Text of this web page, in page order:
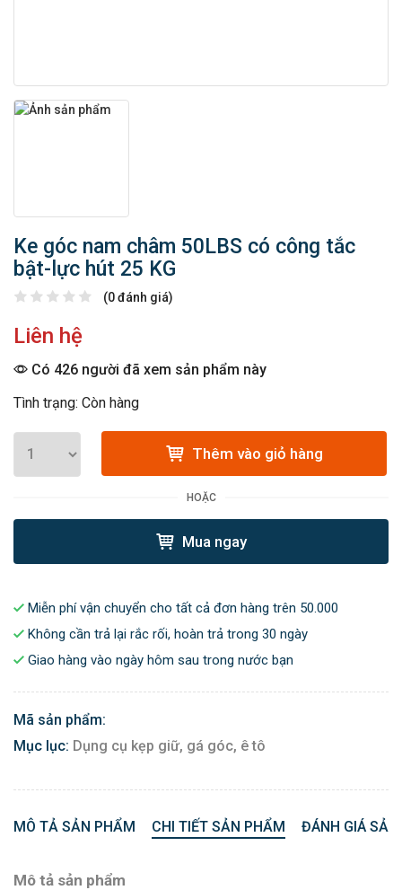
Ke góc nam châm 50LBS có công tắc
bật-lực hút 25 KG
(0 đánh giá)
Liên hệ
Có 426 người đã xem sản phẩm này
Tình trạng: Còn hàng
Thêm vào giỏ hàng
HOẶC
Mua ngay
Miễn phí vận chuyển cho tất cả đơn hàng trên 50.000
Không cần trả lại rắc rối, hoàn trả trong 30 ngày
Giao hàng vào ngày hôm sau trong nước bạn
Mã sản phẩm:
Mục lục: Dụng cụ kẹp giữ, gá góc, ê tô
MÔ TẢ SẢN PHẨM CHI TIẾT SẢN PHẨM ĐÁNH GIÁ
Mô tả sản phẩm